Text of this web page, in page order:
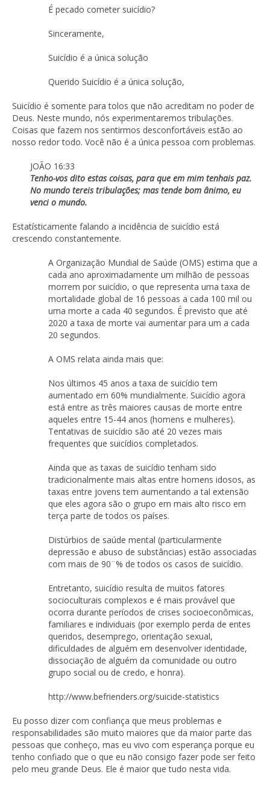
É pecado cometer suicídio?
Sinceramente,
Suicídio é a única solução
Querido Suicídio é a única solução,
Suicídio é somente para tolos que não acreditam no poder de
Deus. Neste mundo, nós experimentaremos tribulações.
Coisas que fazem nos sentirmos desconfortáveis estão ao
nosso redor todo. Você não é a única pessoa com problemas.
JOÃO 16:33
Tenho-vos dito estas coisas, para que em mim tenhais paz.
No mundo tereis tribulações; mas tende bom ânimo, eu
venci o mundo.
Estatísticamente falando a incidência de suicídio está
crescendo constantemente.
A Organização Mundial de Saúde (OMS) estima que a
cada ano aproximadamente um milhão de pessoas
morrem por suicídio, o que representa uma taxa de
mortalidade global de 16 pessoas a cada 100 mil ou
uma morte a cada 40 segundos. É previsto que até
2020 a taxa de morte vai aumentar para um a cada
20 segundos.
A OMS relata ainda mais que:
Nos últimos 45 anos a taxa de suicídio tem
aumentado em 60% mundialmente. Suicídio agora
está entre as três maiores causas de morte entre
aqueles entre 15-44 anos (homens e mulheres).
Tentativas de suicídio são até 20 vezes mais
frequentes que suicídios completados.
Ainda que as taxas de suicídio tenham sido
tradicionalmente mais altas entre homens idosos, as
taxas entre jovens tem aumentando a tal extensão
que eles agora são o grupo em mais alto risco em
terça parte de todos os países.
Distúrbios de saúde mental (particularmente
depressão e abuso de substâncias) estão associadas
com mais de 90¨% de todos os casos de suicídio.
Entretanto, suicídio resulta de muitos fatores
socioculturais complexos e é mais provável que
ocorra durante períodos de crises socioeconômicas,
familiares e individuais (por exemplo perda de entes
queridos, desemprego, orientação sexual,
dificuldades de alguém em desenvolver identidade,
dissociação de alguém da comunidade ou outro
grupo social ou de credo, e honra).
http://www.befrienders.org/suicide-statistics
Eu posso dizer com confiança que meus problemas e
responsabilidades são muito maiores que da maior parte das
pessoas que conheço, mas eu vivo com esperança porque eu
tenho confiado que o que eu não consigo fazer pode ser feito
pelo meu grande Deus. Ele é maior que tudo nesta vida.